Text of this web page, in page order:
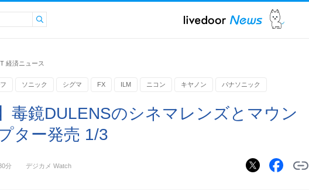
経済ニュース
ソニック シグマ FX ILM ニコン キヤノン パナソニック
毒鏡DULENSのシネマレンズとマウン
ター発売 1/3
分 デジカメ Watch